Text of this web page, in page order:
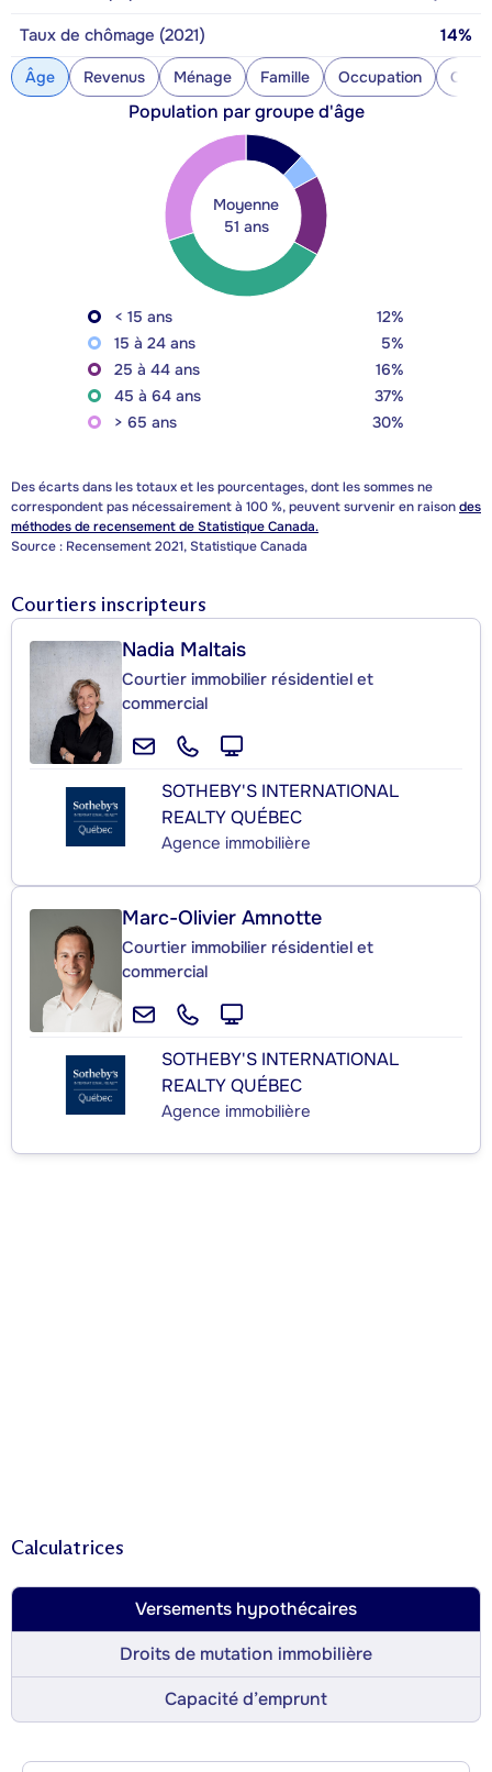
Taux de chômage (2021)
14%
Âge Revenus Ménage Famille Occupation
Population par groupe d'âge
Moyenne
51 ans
< 15 ans
12%
15 à 24 ans
5%
25 à 44 ans
16%
45 à 64 ans
37%
> 65 ans
30%
Des écarts dans les totaux et les pourcentages, dont les sommes ne
correspondent pas nécessairement à 100 %, peuvent survenir en raisondes
méthodes de recensement de Statistique Canada.
Source : Recensement 2021, Statistique Canada
Courtiers inscripteurs
Nadia Maltais
Courtier immobilier résidentiel et
commercial
SOTHEBY'S INTERNATIONAL
REALTY QUÉBEC
Agence immobilière
Marc-Olivier Amnotte
Courtier immobilier résidentiel et
commercial
SOTHEBY'S INTERNATIONAL
REALTY QUÉBEC
Agence immobilière
Calculatrices
Versements hypothécaires
Droits de mutation immobilière
Capacité d’emprunt